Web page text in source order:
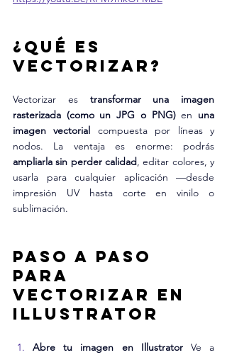
¿Qué es
vectorizar?
Vectorizar es transformar una imagen
rasterizada (como un JPG o PNG) en una
imagen vectorial compuesta por líneas y
ampliarla sin perder calidad, editar colores, y
usarla para cualquier aplicación —desde
impresión UV hasta corte en vinilo o
sublimación.
Paso a paso
para
vectorizar en
Illustrator
Abre tu imagen en Illustrator